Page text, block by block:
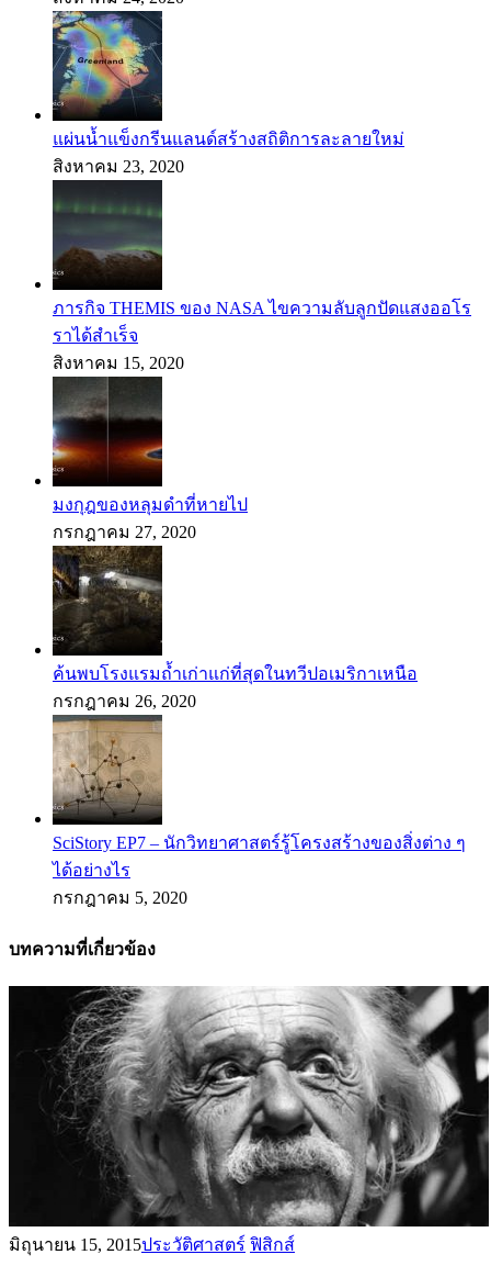
แผ่นน้ำแข็งกรีนแลนด์สร้างสถิติการละลายใหม่
สิงหาคม 23, 2020
ภารกิจ THEMIS ของ NASA ไขความลับลูกปัดแสงออโร
ราได้สำเร็จ
สิงหาคม 15, 2020
มงกุฎของหลุมดำที่หายไป
กรกฎาคม 27, 2020
ค้นพบโรงแรมถ้ำเก่าแก่ที่สุดในทวีปอเมริกาเหนือ
กรกฎาคม 26, 2020
SciStory EP7 – นักวิทยาศาสตร์รู้โครงสร้างของสิ่งต่าง ๆ
ได้อย่างไร
กรกฎาคม 5, 2020
บทความที่เกี่ยวข้อง
มิถุนายน 15, 2015ประวัติศาสตร์ ฟิสิกส์